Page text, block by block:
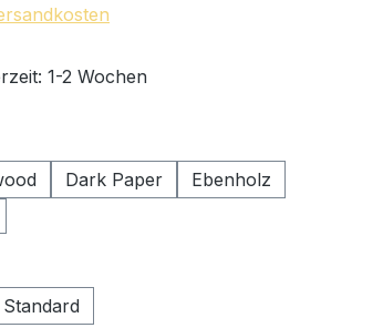
1-2 Wochen
Dark Paper
Ebenholz
Standard